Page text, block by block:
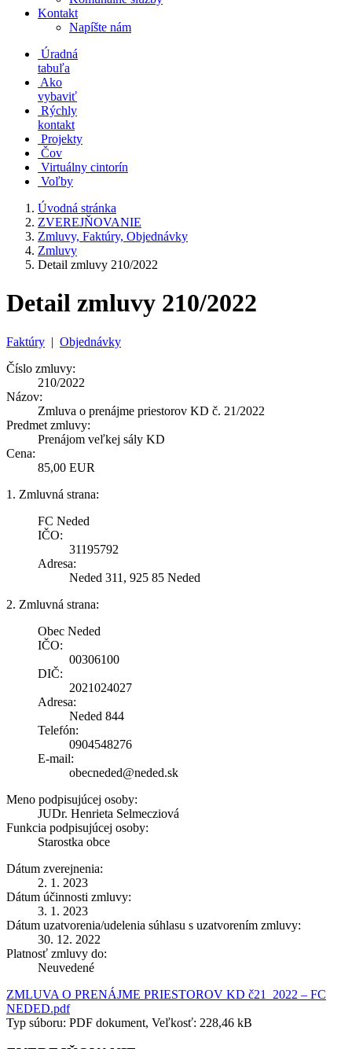
Kontakt
Napíšte nám
Úradná
tabuľa
Ako
vybaviť
Rýchly
kontakt
Projekty
Čov
Virtuálny cintorín
Voľby
Úvodná stránka
ZVEREJŇOVANIE
Zmluvy, Faktúry, Objednávky
Zmluvy
Detail zmluvy 210/2022
Detail zmluvy 210/2022
Faktúry | Objednávky
Číslo zmluvy:
210/2022
Názov:
Zmluva o prenájme priestorov KD č. 21/2022
Predmet zmluvy:
Prenájom veľkej sály KD
Cena:
85,00 EUR
1. Zmluvná strana:
FC Neded
IČO:
31195792
Adresa:
Neded 311, 925 85 Neded
2. Zmluvná strana:
Obec Neded
IČO:
00306100
DIČ:
2021024027
Adresa:
Neded 844
Telefón:
0904548276
E-mail:
obecneded@neded.sk
Meno podpisujúcej osoby:
JUDr. Henrieta Selmecziová
Funkcia podpisujúcej osoby:
Starostka obce
Dátum zverejnenia:
2. 1. 2023
Dátum účinnosti zmluvy:
3. 1. 2023
Dátum uzatvorenia/udelenia súhlasu s uzatvorením zmluvy:
30. 12. 2022
Platnosť zmluvy do:
Neuvedené
ZMLUVA O PRENÁJME PRIESTOROV KD č21_2022 – FC
NEDED.pdf
Typ súboru: PDF dokument, Veľkosť: 228,46 kB